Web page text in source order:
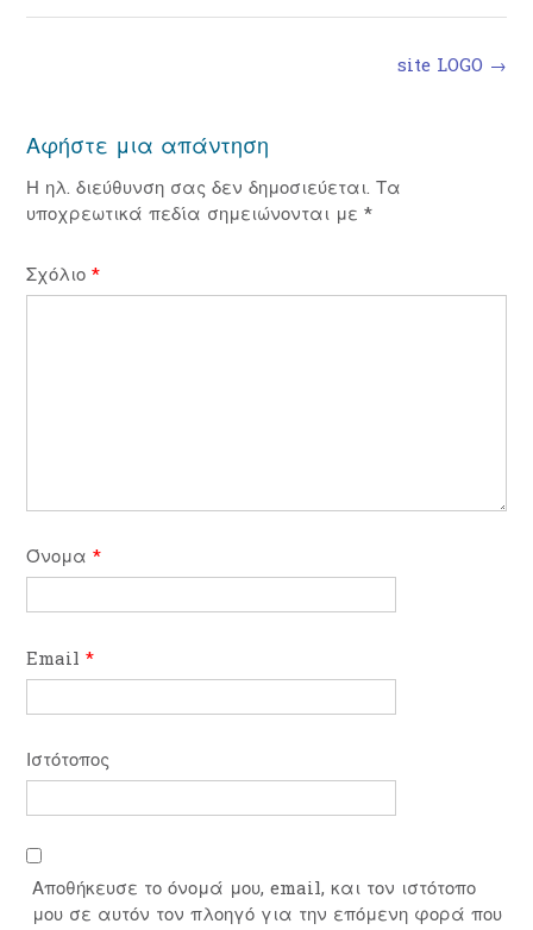
site LOGO →
Αφήστε μια απάντηση
Η ηλ. διεύθυνση σας δεν δημοσιεύεται. Τα
υποχρεωτικά πεδία σημειώνονται με *
Σχόλιο*
Όνομα *
Email *
Ιστότοπος
Αποθήκευσε το όνομά μου, email, και τον ιστότοπο
μου σε αυτόν τον πλοηγό για την επόμενη φορά που